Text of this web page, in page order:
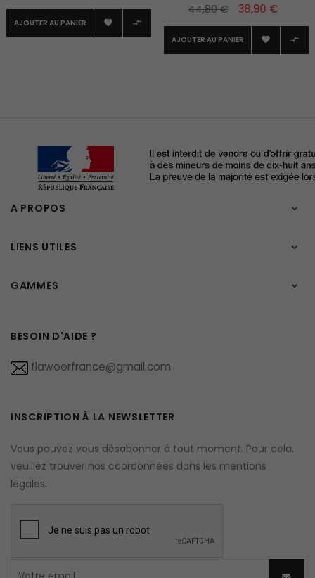
AJOUTER AU PANIER  
44,80 €
38,90 €
AJOUTER AU PANIER  
A PROPOS 
LIENS UTILES 
GAMMES 
BESOIN D'AIDE ?
flawoorfrance@gmail.com
INSCRIPTION À LA NEWSLETTER
Vous pouvez vous désabonner à tout moment. Pour cela,
veuillez trouver nos coordonnées dans les mentions
légales.